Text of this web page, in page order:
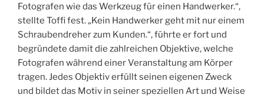
Fotografen wie das Werkzeug für einen Handwerker.“,
stellte Toffi fest. „Kein Handwerker geht mit nur einem
Schraubendreher zum Kunden.“, führte er fort und
begründete damit die zahlreichen Objektive, welche
Fotografen während einer Veranstaltung am Körper
tragen. Jedes Objektiv erfüllt seinen eigenen Zweck
und bildet das Motiv in seiner speziellen Art und Weise